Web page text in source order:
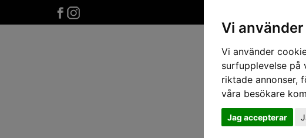
Vi
Vi använder
surfupplevelse på
riktade annonser,
våra besökare
Jag accepterar